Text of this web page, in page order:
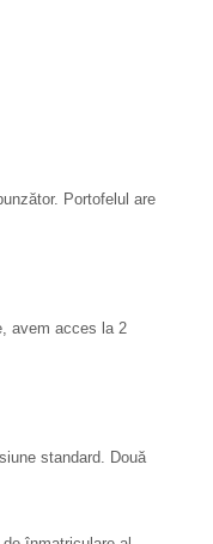
Portofelul are
avem acces la 2
standard. Două